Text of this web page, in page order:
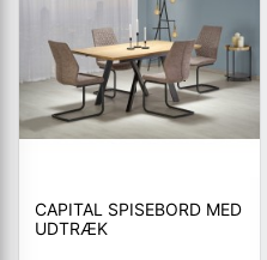
CAPITAL SPISEBORD MED
UDTRÆK